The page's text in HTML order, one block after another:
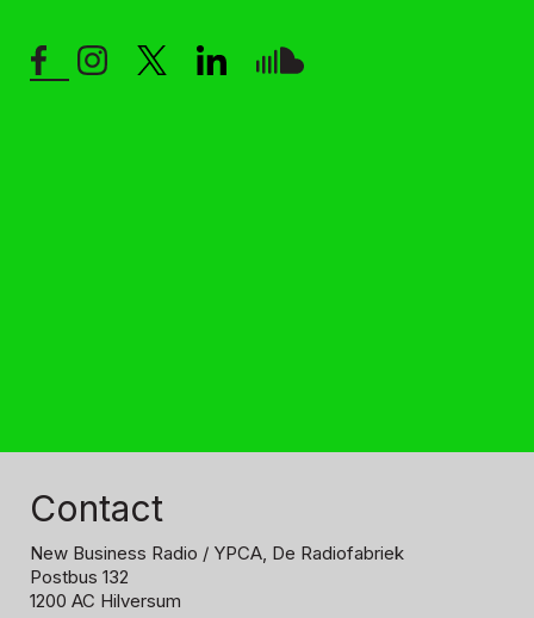
Contact
New Business Radio / YPCA, De Radiofabriek
Postbus 132
1200 AC Hilversum